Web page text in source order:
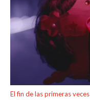
El fin de las primeras veces